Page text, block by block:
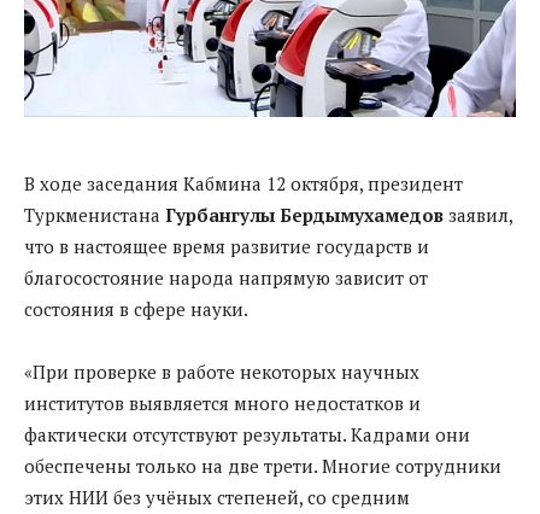
В ходе заседания Кабмина 12 октября, президент
Туркменистана Гурбангулы Бердымухамедов заявил,
что в настоящее время развитие государств и
благосостояние народа напрямую зависит от
состояния в сфере науки.
«При проверке в работе некоторых научных
институтов выявляется много недостатков и
фактически отсутствуют результаты. Кадрами они
обеспечены только на две трети. Многие сотрудники
этих НИИ без учёных степеней, со средним